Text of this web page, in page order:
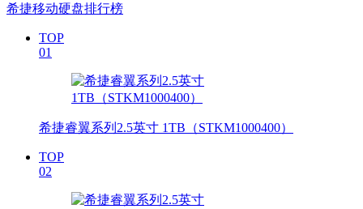
希捷移动硬盘排行榜
TOP
01
希捷睿翼系列2.5英寸 1TB（STKM1000400）
TOP
02